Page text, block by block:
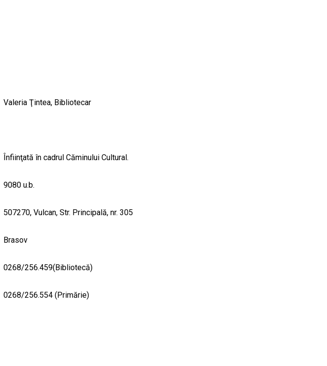
Valeria Ţintea, Bibliotecar
Înfiinţată în cadrul Căminului Cultural.
9080 u.b.
507270, Vulcan, Str. Principală, nr. 305
Brasov
0268/256.459(Bibliotecă)
0268/256.554 (Primărie)